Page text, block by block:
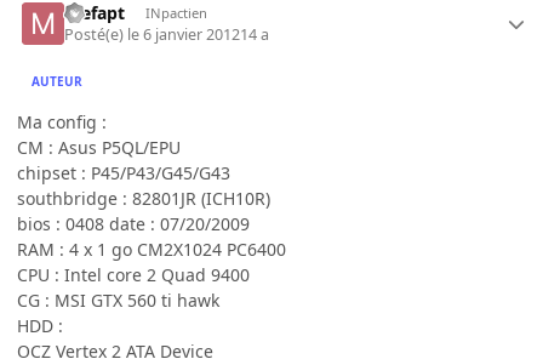
mefapt INpactien
Posté(e) le 6 janvier 201214 a
AUTEUR
Ma config :
CM : Asus P5QL/EPU
chipset : P45/P43/G45/G43
southbridge : 82801JR (ICH10R)
bios : 0408 date : 07/20/2009
RAM : 4 x 1 go CM2X1024 PC6400
CPU : Intel core 2 Quad 9400
CG : MSI GTX 560 ti hawk
HDD :
OCZ Vertex 2 ATA Device